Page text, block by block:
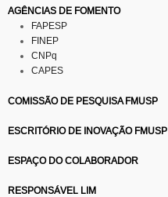
AGÊNCIAS DE FOMENTO
FAPESP
FINEP
CNPq
CAPES
COMISSÃO DE PESQUISA FMUSP
ESCRITÓRIO DE INOVAÇÃO FMUSP
ESPAÇO DO COLABORADOR
RESPONSÁVEL LIM